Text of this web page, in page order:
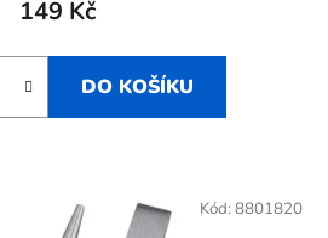
149 Kč
DO KOŠÍKU
Kód: 8801820